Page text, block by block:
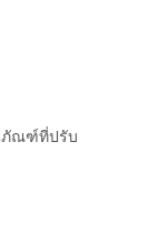
ภัณฑ์ที่ปรับ